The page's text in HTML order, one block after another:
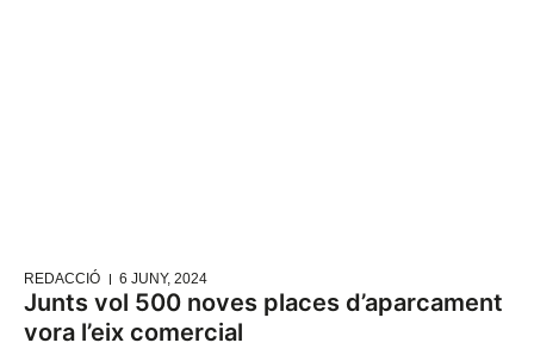
REDACCIÓ 6 JUNY, 2024
Junts vol 500 noves places d’aparcament
vora l’eix comercial